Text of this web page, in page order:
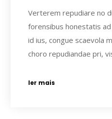
Verterem repudiare no
forensibus honestatis
id ius, congue scaevola
choro repudiandae pri,
ler mais